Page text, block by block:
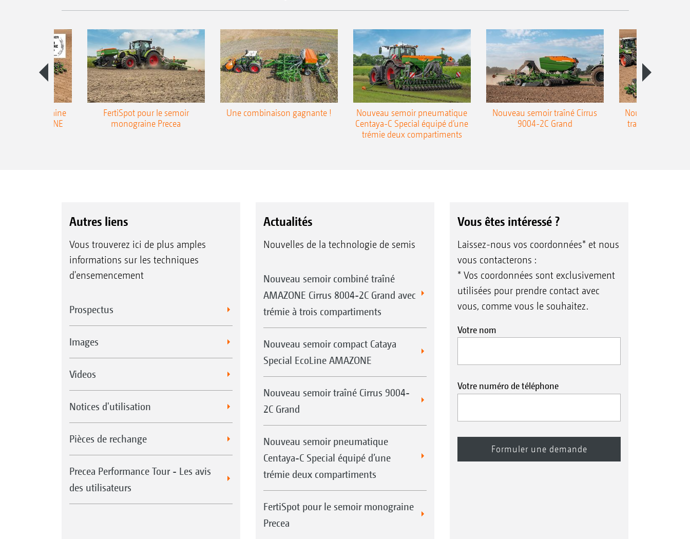
monograine
TCC AMAZONE
FertiSpot pour le semoir
monograine Precea
Une combinaison gagnante !
Nouveau semoir pneumatique
Centaya-C Special équipé d’une
trémie deux compartiments
Nouveau semoir traîné Cirrus
9004-2C Grand
Nouveau semoir
traîné Precea-
Autres liens
Vous trouverez ici de plus amples
informations sur les techniques
d'ensemencement
Prospectus
Images
Videos
Notices d'utilisation
Pièces de rechange
Precea Performance Tour - Les avis
des utilisateurs
Actualités
Nouvelles de la technologie de semis
Nouveau semoir combiné traîné
AMAZONE Cirrus 8004-2C Grand avec
trémie à trois compartiments
Nouveau semoir compact Cataya
Special EcoLine AMAZONE
Nouveau semoir traîné Cirrus 9004-
2C Grand
Nouveau semoir pneumatique
Centaya-C Special équipé d’une
trémie deux compartiments
FertiSpot pour le semoir monograine
Precea
Vous êtes intéressé ?
Laissez-nous vos coordonnées* et nous
vous contacterons :
* Vos coordonnées sont exclusivement
utilisées pour prendre contact avec
vous, comme vous le souhaitez.
Votre nom
Votre numéro de téléphone